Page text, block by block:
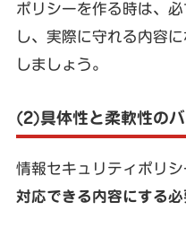
ポリシーを作る時は、
し、実際に守れる内容
しましょう。
(2)具体性と柔軟性の
情報セキュリティポリシ
対応できる内容にする必